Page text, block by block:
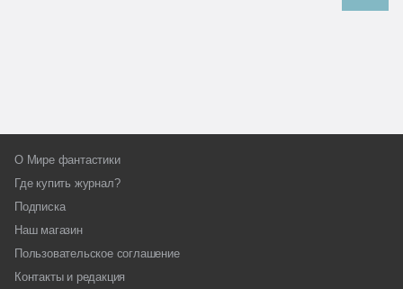
О Мире фантастики
Где купить журнал?
Подписка
Наш магазин
Пользовательское соглашение
Контакты и редакция